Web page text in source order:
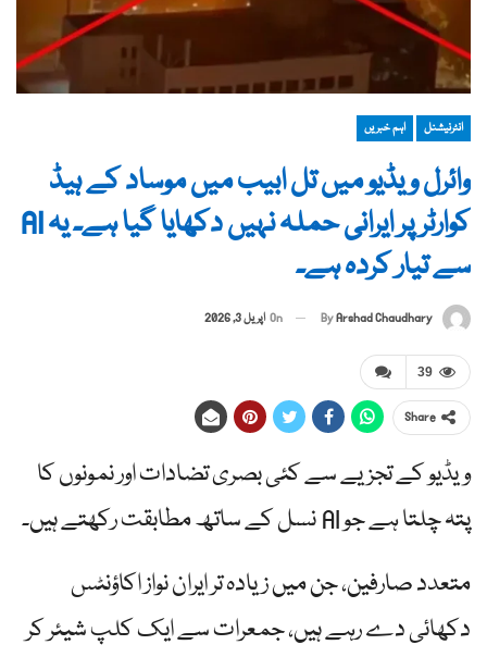
انٹرنیشنل اہم خبریں
وائرل ویڈیو میں تل ابیب میں موساد کے ہیڈ
کوارٹر پر ایرانی حملہ نہیں دکھایا گیا ہے۔ یہ AI
سے تیار کردہ ہے۔
ByArshad Chaudhary
On اپریل 3, 2026
39
Share
ویڈیو کے تجزیے سے کئی بصری تضادات اور نمونوں کا
پتہ چلتا ہے جو AI نسل کے ساتھ مطابقت رکھتے ہیں۔
متعدد صارفین، جن میں زیادہ تر ایران نواز اکاؤنٹس
دکھائی دے رہے ہیں، جمعرات سے ایک کلپ شیئر کر